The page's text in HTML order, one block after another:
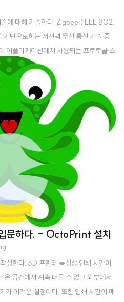
에 대해 기술한다. Zigbee (IEEE 802.
반으로하는 저전력 무선 통신 기술 중
어플리케이션에서 사용되는 프로토콜 스
868MHz 및 915MHz 주파수 대역
및 Cluster Tree 구성을 지원하며, 최
, HVAC (난방, 환기 및 공조), 보안 시
다양한 응용 분야에서 사용됨. 저전력 및
술로, 높은 전력 소비가 필요하지 않으
하다. - OctoPrint 설치
성한다. 3D 프린터 특성상 인쇄 시간이
은 공간에서 계속 머물 수 없고 외부에서
가 어려운 실정이다. 또한 인쇄 시간이 매